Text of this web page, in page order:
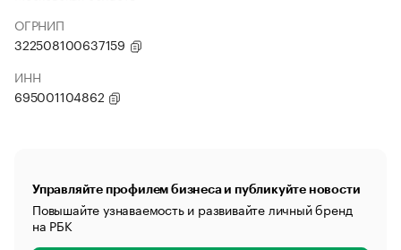
ОГРНИП
322508100637159
ИНН
695001104862
Управляйте профилем бизнеса и публикуйте новости
Повышайте узнаваемость и развивайте личный бренд
на РБК